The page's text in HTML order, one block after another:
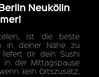
Neukölln
ist die beste
in deiner Nähe zu
liefert dir dein Sushi
in der Mittagspause
kein Ortszusatz,